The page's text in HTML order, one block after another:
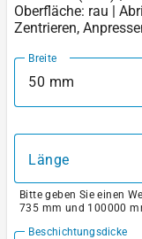
Oberfläche: rau |
Zentrieren,
Breite
50 mm
Länge
Bitte geben Sie einen
735 mm und 100000
Beschichtungsdicke